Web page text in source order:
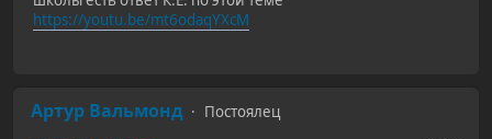
https://youtu.be/mt6odaqYXcM
Артур Вальмонд
Постоялец